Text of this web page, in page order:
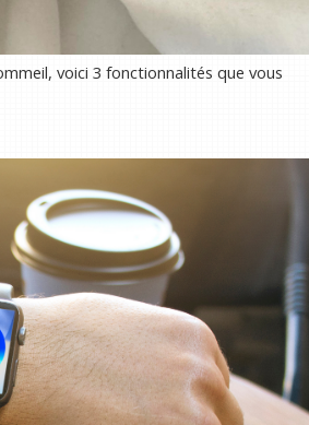
voici 3 fonctionnalités que vous